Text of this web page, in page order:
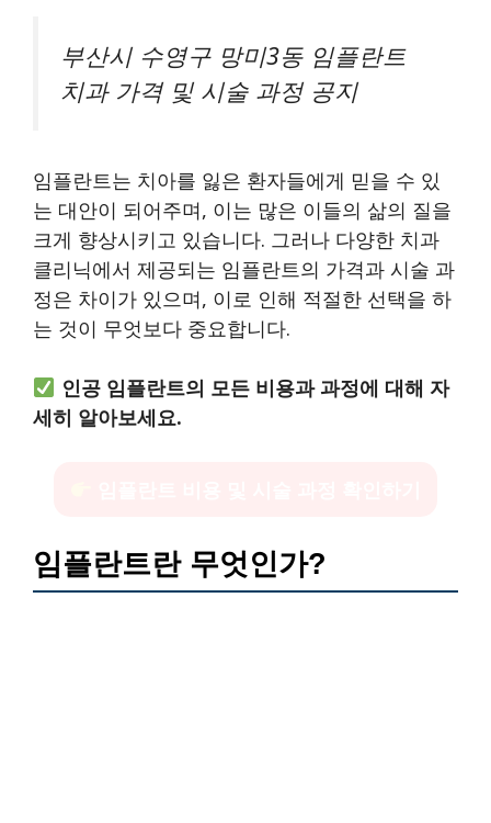
부산시 수영구 망미3동 임플란트
치과 가격 및 시술 과정 공지
임플란트는 치아를 잃은 환자들에게 믿을 수 있
는 대안이 되어주며, 이는 많은 이들의 삶의 질을
크게 향상시키고 있습니다. 그러나 다양한 치과
클리닉에서 제공되는 임플란트의 가격과 시술 과
정은 차이가 있으며, 이로 인해 적절한 선택을 하
는 것이 무엇보다 중요합니다.
인공 임플란트의 모든 비용과 과정에 대해 자
세히 알아보세요.
임플란트란 무엇인가?